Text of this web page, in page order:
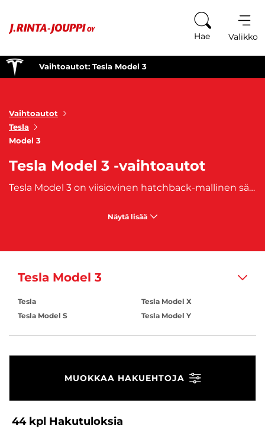
Hae Valikko
Vaihtoautot: Tesla Model 3
Vaihtoautot
Tesla
Model 3
Tesla Model 3 -vaihtoautot
Tesla Model 3 on viisiovinen hatchback-mallinen sähköauto, jota on valmistettu vuodesta 2017 lähtien. Model 3 on ensimmäinen keskivertokuluttajalle suunnattu Tesla-malli. Tesla Model 3 on kompakti, tyylikäs ja tehokas sähköauto, joka tarjoaa edistyksellistä ajokokemusta. Käytetyt Tesla Model 3 vaihtoautomme yhdistävät hienostuneen muotoilun, tehokkaan suorituskyvyn ja pitkän toimintasäteen, tehdäkseen ajostasi nautinnollisen ja käytännöllisen. Ostaessasi käytetyn Tesla Model 3:n voit luottaa siihen, että saat laadukkaan ja luotettavan sähköauton, joka vastaa odotuksiasi. Koe ympäristöystävällinen ja tyylikäs ajokokemus Tesla Model 3:lla, ja astu kohti kestävän liikkumisen tulevaisuutta!
Näytä lisää
Tesla Model 3
Tesla
Tesla Model S
Tesla Model X
Tesla Model Y
MUOKKAA HAKUEHTOJA
44kpl Hakutuloksia